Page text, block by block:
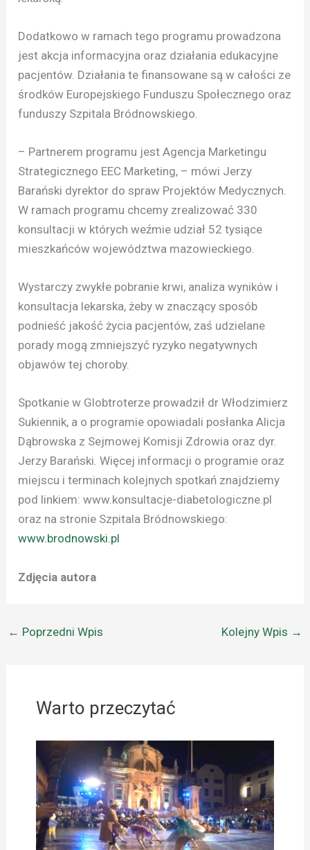
Dodatkowo w ramach tego programu prowadzona
jest akcja informacyjna oraz działania edukacyjne
pacjentów. Działania te finansowane są w całości ze
środków Europejskiego Funduszu Społecznego oraz
funduszy Szpitala Bródnowskiego.
– Partnerem programu jest Agencja Marketingu
Strategicznego EEC Marketing, – mówi Jerzy
Barański dyrektor do spraw Projektów Medycznych.
W ramach programu chcemy zrealizować 330
konsultacji w których weźmie udział 52 tysiące
mieszkańców województwa mazowieckiego.
Wystarczy zwykłe pobranie krwi, analiza wyników i
konsultacja lekarska, żeby w znaczący sposób
podnieść jakość życia pacjentów, zaś udzielane
porady mogą zmniejszyć ryzyko negatywnych
objawów tej choroby.
Spotkanie w Globtroterze prowadził dr Włodzimierz
Sukiennik, a o programie opowiadali posłanka Alicja
Dąbrowska z Sejmowej Komisji Zdrowia oraz dyr.
Jerzy Barański. Więcej informacji o programie oraz
miejscu i terminach kolejnych spotkań znajdziemy
pod linkiem: www.konsultacje-diabetologiczne.pl
oraz na stronie Szpitala Bródnowskiego:
www.brodnowski.pl
Zdjęcia autora
← Poprzedni Wpis Kolejny Wpis →
Warto przeczytać